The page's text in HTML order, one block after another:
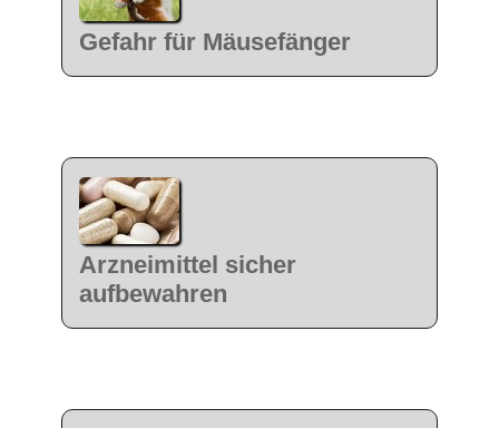
Gefahr für Mäusefänger
Arzneimittel sicher
aufbewahren